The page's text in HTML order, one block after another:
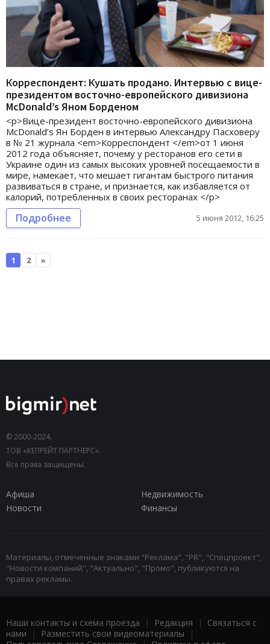
Корреспондент: Кушать продано. Интервью с вице-
президентом восточно-европейского дивизиона
McDonald’s Яном Борденом
<p>Вице-президент восточно-европейского дивизиона
McDonald’s Ян Борден в интервью Александру Пасховеру
в № 21 журнала <em>Корреспондент </em>от 1 июня
2012 года объясняет, почему у ресторанов его сети в
Украине один из самых высоких уровней посещаемости в
мире, намекает, что мешает гигантам быстрого питания
развиваться в стране, и признается, как избавляется от
калорий, потребленных в своих ресторанах </p>
Подробнее 5 июня 2012, 16:25
1 2 »
© 2000-2024,
ТОВ «КЕПРЕЙТ ПАРТНЕРС».
Все права защищены.
Афиша
Недвижимость
Новости
Финансы
Материалы, отмеченные знаками "Реклама", "PR", "Спецпроект",
"Новости компаний", "Актуально", "Промо", публикуются на
правах рекламы.
Наши контакты и схема проезда | Редакция | Связаться с
нами | Разместить свои видеоматериалы |